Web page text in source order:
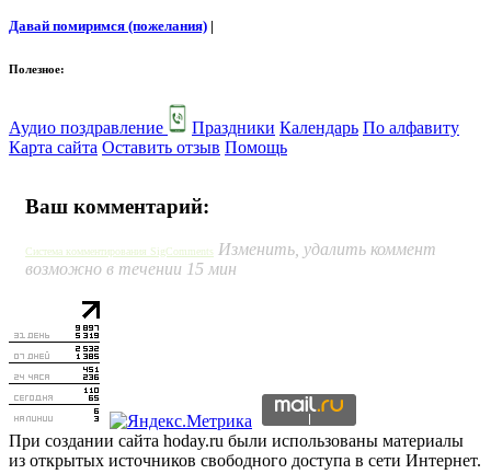
Давай помиримся (пожелания) |
Полезное:
Аудио поздравление Праздники Календарь По алфавиту
Карта сайта Оставить отзыв Помощь
Ваш комментарий:
Система комментирования SigComments Изменить, удалить коммент
возможно в течении 15 мин
При создании сайта hoday.ru были использованы материалы
из открытых источников свободного доступа в сети Интернет.